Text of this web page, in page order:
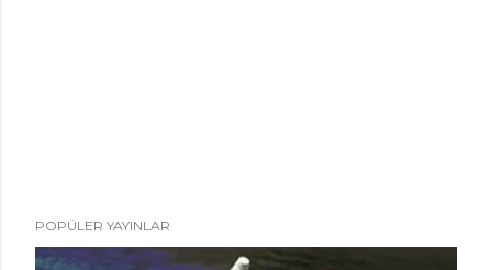
POPÜLER YAYINLAR